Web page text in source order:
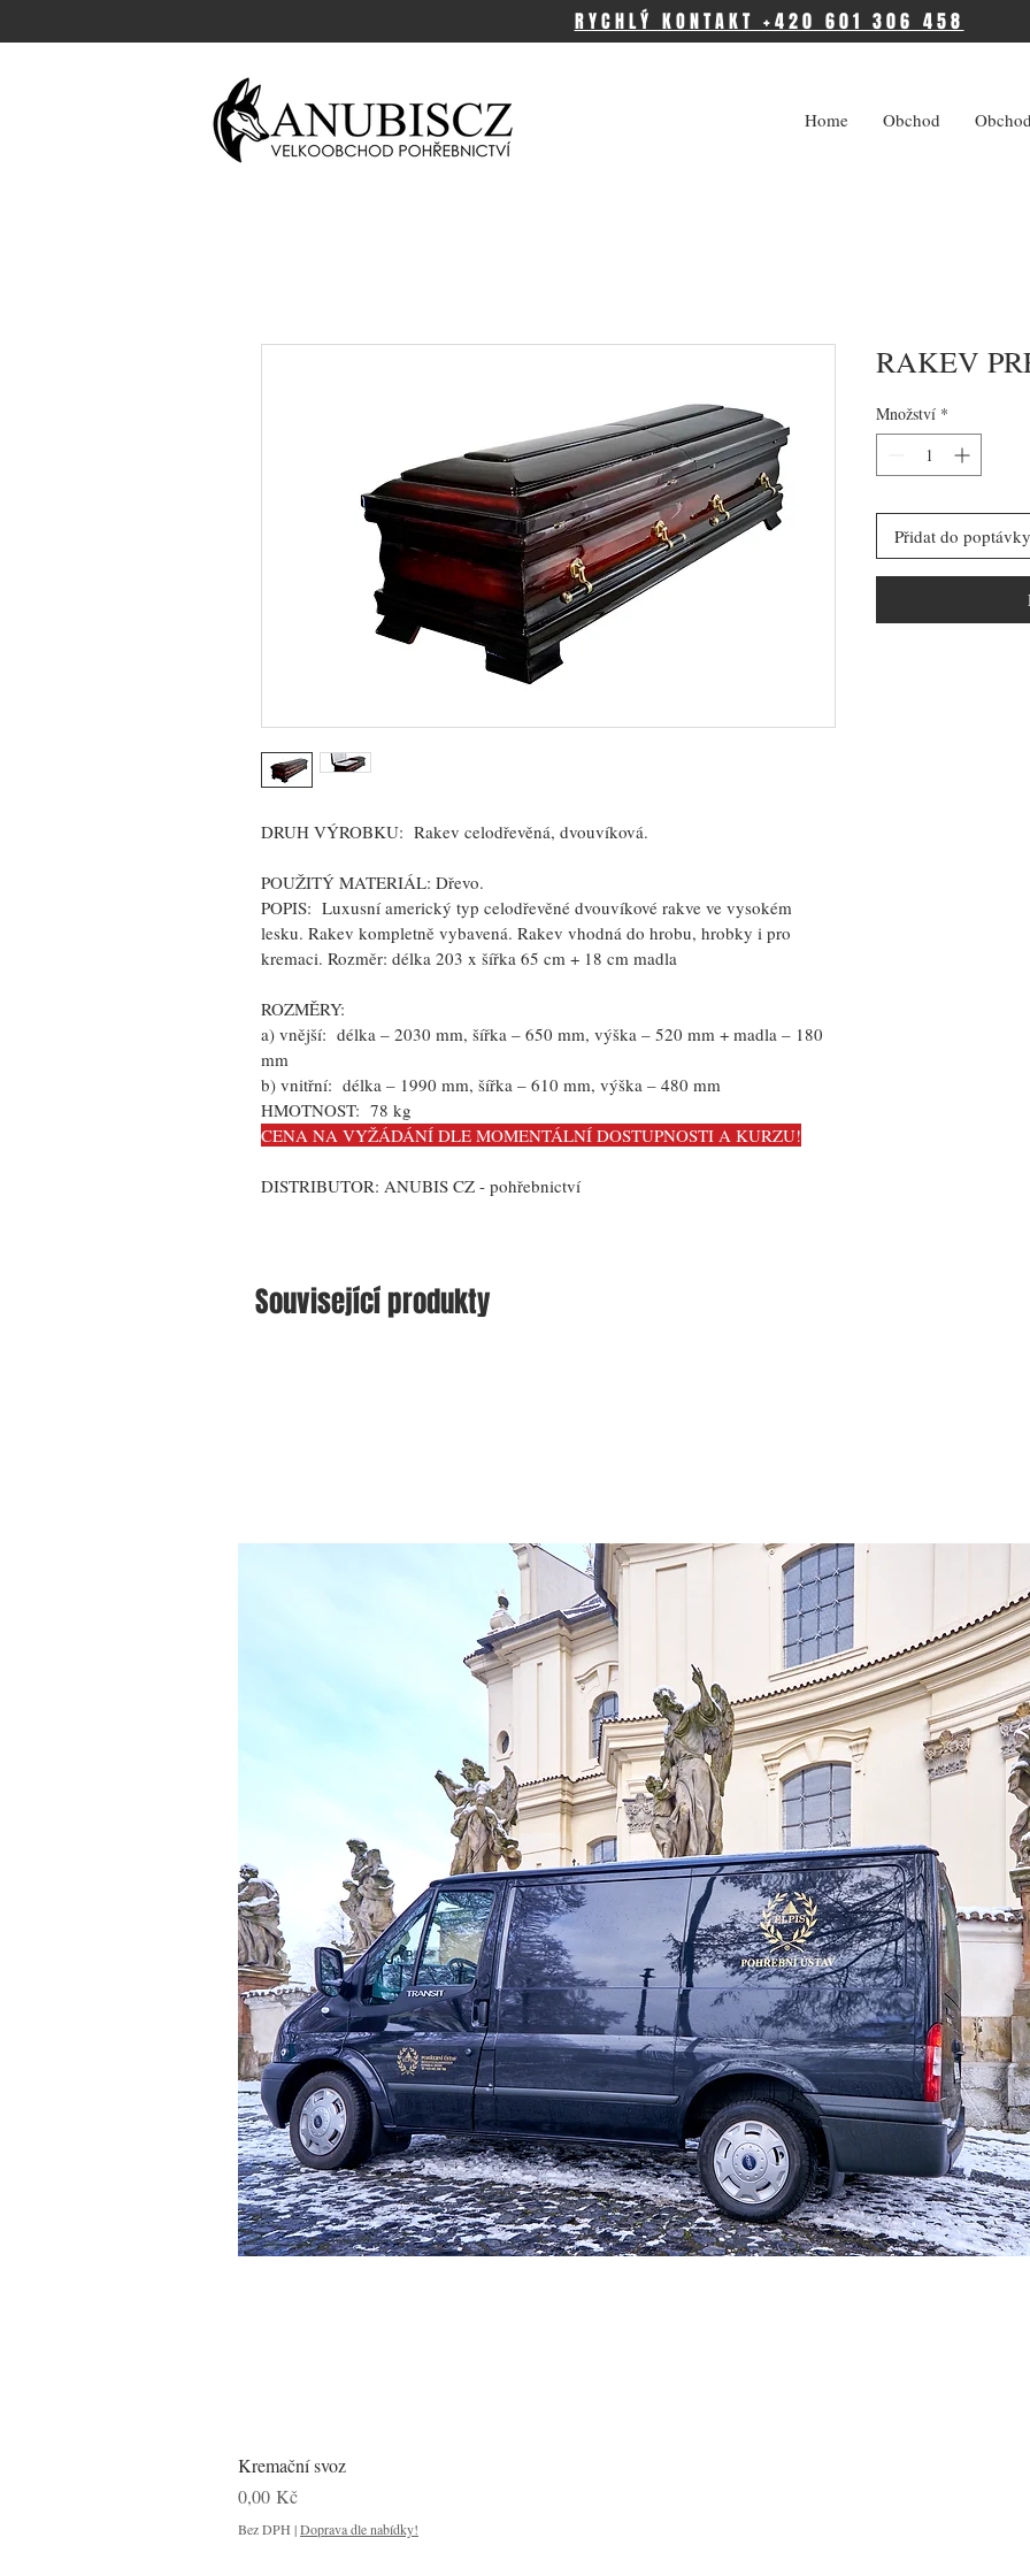
RYCHLÝ KONTAKT +420 601 306 458
DRUH VÝROBKU: Rakev celodřevěná, dvouvíková.
POUŽITÝ MATERIÁL: Dřevo.
POPIS: Luxusní americký typ celodřevěné dvouvíkové rakve ve vysokém
lesku. Rakev kompletně vybavená. Rakev vhodná do hrobu, hrobky i pro
kremaci. Rozměr: délka 203 x šířka 65 cm + 18 cm madla
ROZMĚRY:
a) vnější:  délka – 2030 mm, šířka – 650 mm, výška – 520 mm + madla – 180
mm
b) vnitřní:  délka – 1990 mm, šířka – 610 mm, výška – 480 mm
HMOTNOST: 78 kg
CENA NA VYŽÁDÁNÍ DLE MOMENTÁLNÍ DOSTUPNOSTI A KURZU!
DISTRIBUTOR: ANUBIS CZ - pohřebnictví
RAKEV
Množství *
Přidat do poptávky
Související produkty
Kremační svoz
Cena
0,00 Kč
Bez DPH |Doprava dle nabídky!
Home Obchod